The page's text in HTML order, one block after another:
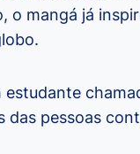
o mangá já
das pessoas